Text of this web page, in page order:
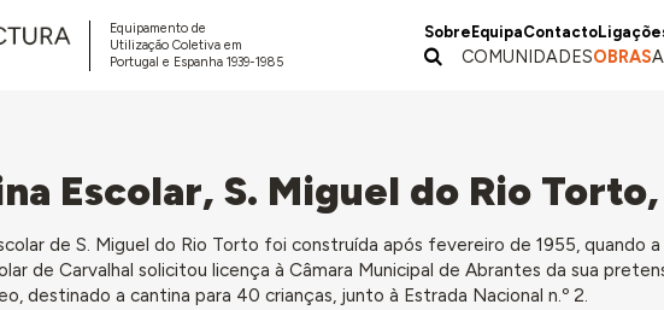
Equipamento de
Utilização Coletiva em
Portugal e Espanha 1939-1985
Sobre EquipaContacto
COMUNIDADESOBRAS
Escolar, S. Miguel do Rio
de S. Miguel do Rio Torto foi construída após fevereiro de 1955, quando a
de Carvalhal solicitou licença à Câmara Municipal de Abrantes da sua
destinado a cantina para 40 crianças, junto à Estrada Nacional n.º 2.